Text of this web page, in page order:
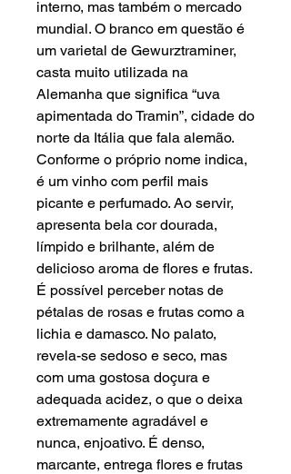
interno, mas também o mercado
mundial. O branco em questão é
um varietal de Gewurztraminer,
casta muito utilizada na
Alemanha que significa “uva
apimentada do Tramin”, cidade do
norte da Itália que fala alemão.
Conforme o próprio nome indica,
é um vinho com perfil mais
picante e perfumado. Ao servir,
apresenta bela cor dourada,
límpido e brilhante, além de
delicioso aroma de flores e frutas.
É possível perceber notas de
pétalas de rosas e frutas como a
lichia e damasco. No palato,
revela-se sedoso e seco, mas
com uma gostosa doçura e
adequada acidez, o que o deixa
extremamente agradável e
nunca, enjoativo. É denso,
marcante, entrega flores e frutas